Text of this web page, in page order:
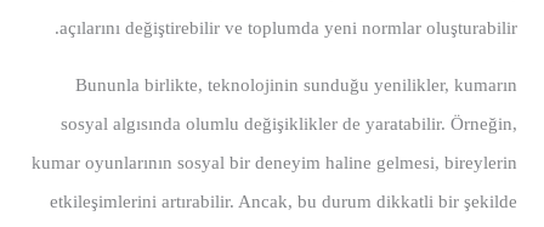
açılarını değiştirebilir ve toplumda yeni normlar oluşturabilir.
Bununla birlikte, teknolojinin sunduğu yenilikler, kumarın
sosyal algısında olumlu değişiklikler de yaratabilir. Örneğin,
kumar oyunlarının sosyal bir deneyim haline gelmesi, bireylerin
etkileşimlerini artırabilir. Ancak, bu durum dikkatli bir şekilde